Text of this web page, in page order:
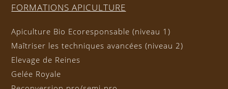
FORMATIONS APICULTURE
Apiculture Bio Ecoresponsable (niveau 1)
Maîtriser les techniques avancées (niveau 2)
Elevage de Reines
Gelée Royale